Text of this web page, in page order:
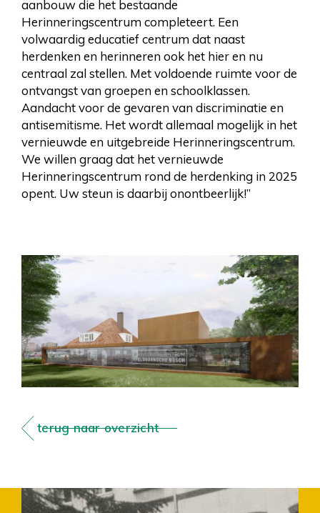
aanbouw die het bestaande
Herinneringscentrum completeert. Een
volwaardig educatief centrum dat naast
herdenken en herinneren ook het hier en nu
centraal zal stellen. Met voldoende ruimte voor de
ontvangst van groepen en schoolklassen.
Aandacht voor de gevaren van discriminatie en
antisemitisme. Het wordt allemaal mogelijk in het
vernieuwde en uitgebreide Herinneringscentrum.
We willen graag dat het vernieuwde
Herinneringscentrum rond de herdenking in 2025
opent. Uw steun is daarbij onontbeerlijk!”
terug naar overzicht